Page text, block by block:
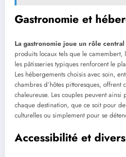
Gastronomie et
La gastronomie joue un rôle central
produits locaux tels que le
les pâtisseries typiques renforcent le
Les hébergements choisis avec soin,
chambres d’hôtes pittoresques, offrent
chaleureuse. Les couples peuvent
chaque destination, que ce soit pour
culturelles ou simplement pour se
Accessibilité et